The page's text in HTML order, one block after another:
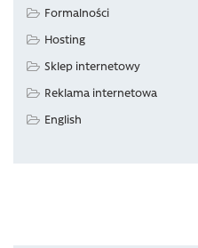
Formalności
Hosting
Sklep internetowy
Reklama internetowa
English